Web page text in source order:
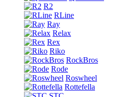
R2
RLine
Ray
Relax
Rex
Riko
RockBros
Rode
Roswheel
Rottefella